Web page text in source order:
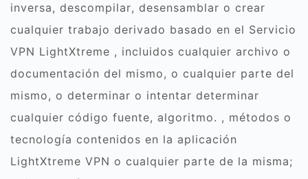
inversa, descompilar, desensamblar o crear
cualquier trabajo derivado basado en el Servicio
VPN LightXtreme , incluidos cualquier archivo o
documentación del mismo, o cualquier parte del
mismo, o determinar o intentar determinar
cualquier código fuente, algoritmo. , métodos o
tecnología contenidos en la aplicación
LightXtreme VPN o cualquier parte de la misma;